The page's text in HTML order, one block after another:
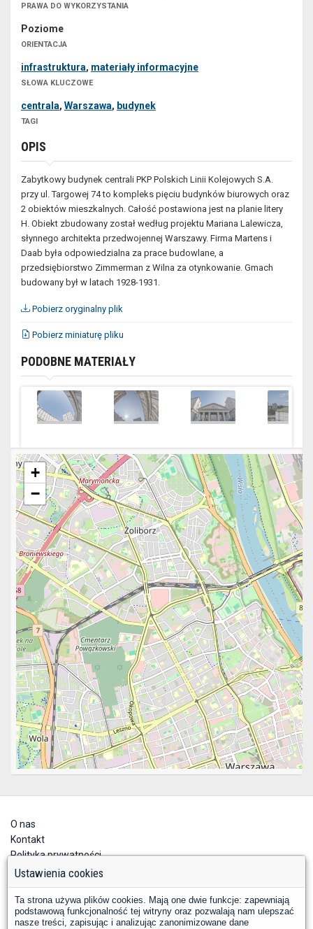
PRAWA DO WYKORZYSTANIA
Poziome
ORIENTACJA
infrastruktura, materiały informacyjne
SŁOWA KLUCZOWE
centrala, Warszawa, budynek
TAGI
OPIS
Zabytkowy budynek centrali PKP Polskich Linii Kolejowych S.A.
przy ul. Targowej 74 to kompleks pięciu budynków biurowych oraz
2 obiektów mieszkalnych. Całość postawiona jest na planie litery
H. Obiekt zbudowany został według projektu Mariana Lalewicza,
słynnego architekta przedwojennej Warszawy. Firma Martens i
Daab była odpowiedzialna za prace budowlane, a
przedsiębiorstwo Zimmerman z Wilna za otynkowanie. Gmach
budowany był w latach 1928-1931.
Pobierz oryginalny plik
Pobierz miniaturę pliku
PODOBNE MATERIAŁY
+
−
O nas
Kontakt
Polityka prywatności
Deklaracja dostępności
Ustawienia cookies
Ta strona używa plików cookies. Mają one dwie funkcje: zapewniają
podstawową funkcjonalność tej witryny oraz pozwalają nam ulepszać
nasze treści, zapisując i analizując zanonimizowane dane